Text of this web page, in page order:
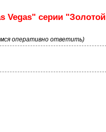
Vegas" серии "Золотой
оперативно ответить)